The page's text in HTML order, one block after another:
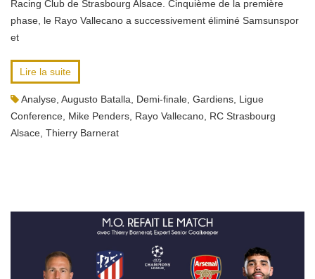
Racing Club de Strasbourg Alsace. Cinquième de la première
phase, le Rayo Vallecano a successivement éliminé Samsunspor
et
Lire la suite
Analyse Augusto Batalla Demi-finale Gardiens Ligue
Conference Mike Penders Rayo Vallecano RC Strasbourg
Alsace Thierry Barnerat